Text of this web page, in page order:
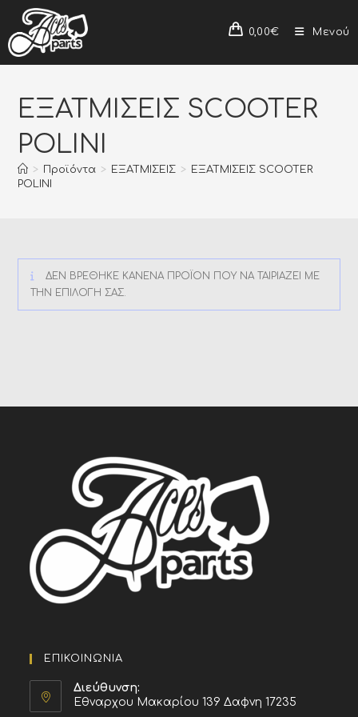
0,00€ Μενού
ΕΞΑΤΜΙΣΕΙΣ SCOOTER
POLINI
> Προϊόντα > ΕΞΑΤΜΙΣΕΙΣ >
ΕΞΑΤΜΙΣΕΙΣ SCOOTER
POLINI
ΔΕΝ ΒΡΈΘΗΚΕ ΚΑΝΈΝΑ ΠΡΟΪΌΝ ΠΟΥ ΝΑ ΤΑΙΡΙΆΖΕΙ ΜΕ
ΤΗΝ ΕΠΙΛΟΓΉ ΣΑΣ.
ΕΠΙΚΟΙΝΩΝΙΑ
Διεύθυνση:
Εθναρχου Μακαρίου 139 Δαφνη 17235